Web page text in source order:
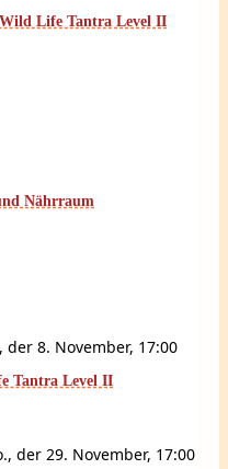
Life Tantra Level II
Nährraum
der 8. November, 17:00
Tantra Level II
der 29. November, 17:00